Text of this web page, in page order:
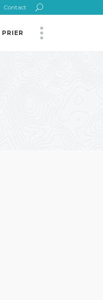
Contact
PRIER